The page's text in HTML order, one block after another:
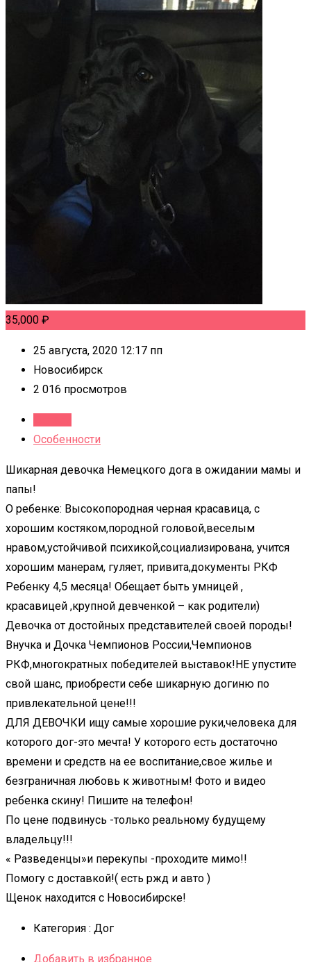
35,000 ₽
25 августа, 2020 12:17 пп
Новосибирск
2 016 просмотров
Особенности
Шикарная девочка Немецкого дога в ожидании мамы и
папы!
О ребенке: Высокопородная черная красавица, с
хорошим костяком,породной головой,веселым
нравом,устойчивой психикой,социализирована, учится
хорошим манерам, гуляет, привита,документы РКФ
Ребенку 4,5 месяца! Обещает быть умницей ,
красавицей ,крупной девченкой – как родители)
Девочка от достойных представителей своей породы!
Внучка и Дочка Чемпионов России,Чемпионов
РКФ,многократных победителей выставок!НЕ упустите
свой шанс, приобрести себе шикарную догиню по
привлекательной цене!!!
ДЛЯ ДЕВОЧКИ ищу самые хорошие руки,человека для
которого дог-это мечта! У которого есть достаточно
времени и средств на ее воспитание,свое жилье и
безграничная любовь к животным! Фото и видео
ребенка скину! Пишите на телефон!
По цене подвинусь -только реальному будущему
владельцу!!!
« Разведенцы»и перекупы -проходите мимо!!
Помогу с доставкой!( есть ржд и авто )
Щенок находится с Новосибирске!
Категория : Дог
Добавить в избранное